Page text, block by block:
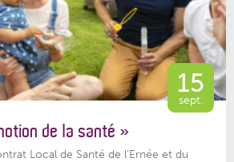
15
sept.
de la santé »
Local de Santé de l’Ernée et du